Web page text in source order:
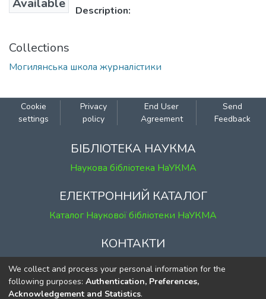
Available
Description:
Collections
Могилянська школа журналістики
Cookie
settings
Privacy
policy
End User
Agreement
Send
Feedback
БІБЛІОТЕКА НАУКМА
Наукова бібліотека НаУКМА
ЕЛЕКТРОННИЙ КАТАЛОГ
Каталог Наукової бібліотеки НаУКМА
КОНТАКТИ
м. Київ, вул. Григорія Сковороди, 2
к. 1, к. 120
тел. (044) 463-69-31
We collect and process your personal information for the
following purposes: Authentication, Preferences,
Acknowledgement and Statistics.